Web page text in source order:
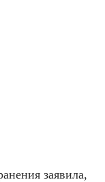
заявила,